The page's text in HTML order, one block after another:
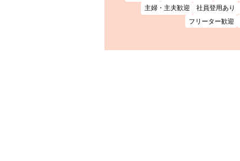
主婦・主夫歓迎
社員登用あり
フリーター歓迎